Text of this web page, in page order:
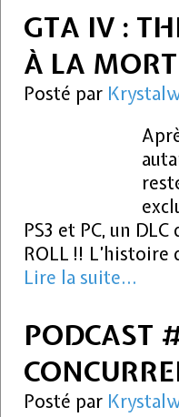
GTA IV :
À LA
Posté par
PS3 et PC, un
ROLL !!
Lire la suite...
PODCAST
Posté par